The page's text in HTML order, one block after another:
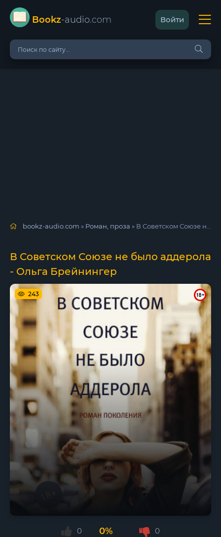
Bookz-audio.com Войти
bookz-audio.com » Роман, проза » В Советском Союзе не было аддерола - Ольга Брейнингер
В Советском Союзе не было аддерола
- Ольга Брейнингер
243
0 0% 0